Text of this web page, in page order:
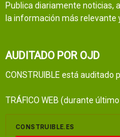
Publica diariamente noticias,
la información más relevante
AUDITADO POR OJD
CONSTRUIBLE está auditado
TRÁFICO WEB (durante